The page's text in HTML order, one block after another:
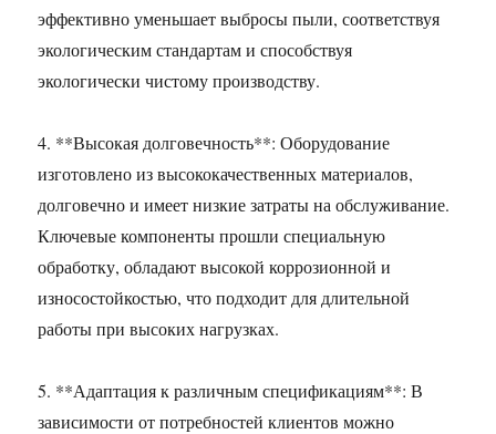
эффективно уменьшает выбросы пыли, соответствуя
экологическим стандартам и способствуя
экологически чистому производству.
4. **Высокая долговечность**: Оборудование
изготовлено из высококачественных материалов,
долговечно и имеет низкие затраты на обслуживание.
Ключевые компоненты прошли специальную
обработку, обладают высокой коррозионной и
износостойкостью, что подходит для длительной
работы при высоких нагрузках.
5. **Адаптация к различным спецификациям**: В
зависимости от потребностей клиентов можно